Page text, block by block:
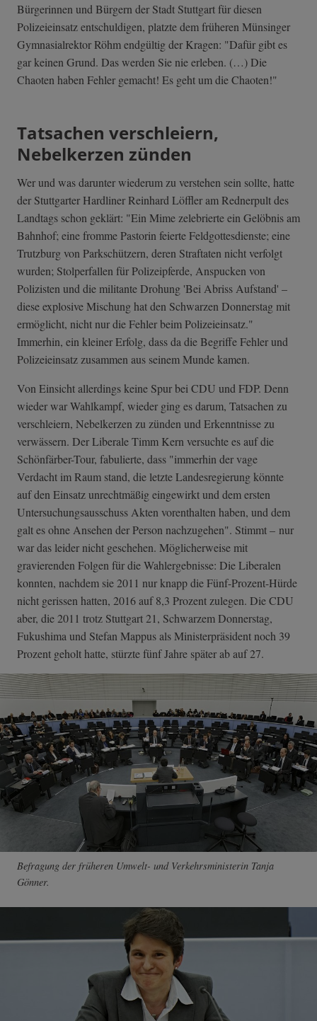
Bürgerinnen und Bürgern der Stadt Stuttgart für diesen
Polizeieinsatz entschuldigen, platzte dem früheren Münsinger
Gymnasialrektor Röhm endgültig der Kragen: "Dafür gibt es
gar keinen Grund. Das werden Sie nie erleben. (…) Die
Chaoten haben Fehler gemacht! Es geht um die Chaoten!"
Tatsachen verschleiern,
Nebelkerzen zünden
Wer und was darunter wiederum zu verstehen sein sollte, hatte
der Stuttgarter Hardliner Reinhard Löffler am Rednerpult des
Landtags schon geklärt: "Ein Mime zelebrierte ein Gelöbnis am
Bahnhof; eine fromme Pastorin feierte Feldgottesdienste; eine
Trutzburg von Parkschützern, deren Straftaten nicht verfolgt
wurden; Stolperfallen für Polizeipferde, Anspucken von
Polizisten und die militante Drohung 'Bei Abriss Aufstand' –
diese explosive Mischung hat den Schwarzen Donnerstag mit
ermöglicht, nicht nur die Fehler beim Polizeieinsatz."
Immerhin, ein kleiner Erfolg, dass da die Begriffe Fehler und
Polizeieinsatz zusammen aus seinem Munde kamen.
Von Einsicht allerdings keine Spur bei CDU und FDP. Denn
wieder war Wahlkampf, wieder ging es darum, Tatsachen zu
verschleiern, Nebelkerzen zu zünden und Erkenntnisse zu
verwässern. Der Liberale Timm Kern versuchte es auf die
Schönfärber-Tour, fabulierte, dass "immerhin der vage
Verdacht im Raum stand, die letzte Landesregierung könnte
auf den Einsatz unrechtmäßig eingewirkt und dem ersten
Untersuchungsausschuss Akten vorenthalten haben, und dem
galt es ohne Ansehen der Person nachzugehen". Stimmt – nur
war das leider nicht geschehen. Möglicherweise mit
gravierenden Folgen für die Wahlergebnisse: Die Liberalen
konnten, nachdem sie 2011 nur knapp die Fünf-Prozent-Hürde
nicht gerissen hatten, 2016 auf 8,3 Prozent zulegen. Die CDU
aber, die 2011 trotz Stuttgart 21, Schwarzem Donnerstag,
Fukushima und Stefan Mappus als Ministerpräsident noch 39
Prozent geholt hatte, stürzte fünf Jahre später ab auf 27.
Befragung der früheren Umwelt- und Verkehrsministerin Tanja
Gönner.